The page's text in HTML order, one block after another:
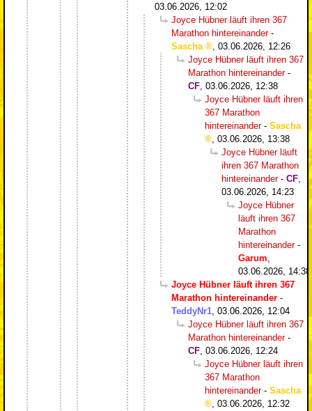
03.06.2026, 12:02
Joyce Hübner läuft ihren 367
Marathon hintereinander-
Sascha
03.06.2026, 12:26
Joyce Hübner läuft ihren 367
Marathon hintereinander-
CF 03.06.2026, 12:38
Joyce Hübner läuft ihren
367 Marathon
hintereinander- Sascha
03.06.2026, 13:38
Joyce Hübner läuft
ihren 367 Marathon
hintereinander- CF
03.06.2026, 14:23
Joyce Hübner
läuft ihren 367
Marathon
hintereinander-
Garum
03.06.2026, 14:38
Joyce Hübner läuft ihren 367
Marathon hintereinander -
TeddyNr1 03.06.2026, 12:04
Joyce Hübner läuft ihren 367
Marathon hintereinander-
CF 03.06.2026, 12:24
Joyce Hübner läuft ihren
367 Marathon
hintereinander- Sascha
03.06.2026, 12:32